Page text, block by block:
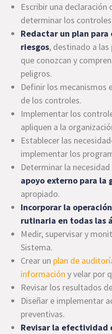
Escribir una declaración
determinar los
Redactar un plan
riesgos, destinado a
que conozcan y
peligros.
Definir los mecanismos
de los controles.
Implementar los
apliquen a la
Establecer las
implementar los
Determinar la
apoyo externo para la
apropiado.
Incorporar la
rutinaria en todas las
Medir, supervisar y
Sistema.
Crear un plan de
información y velar por
Revisar los resultados
Diseñar e implementar
preventivas.
Revisar la efectividad